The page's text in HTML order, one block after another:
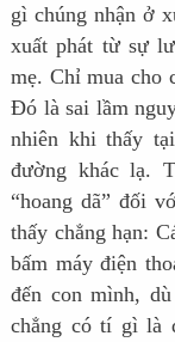
gì chúng nhận ở
xuất phát từ sự
mẹ. Chỉ mua cho
Đó là sai lầm
nhiên khi thấy
đường khác lạ.
“hoang dã” đối
thấy chẳng hạn:
bấm máy điện
đến con mình,
chẳng có tí gì là